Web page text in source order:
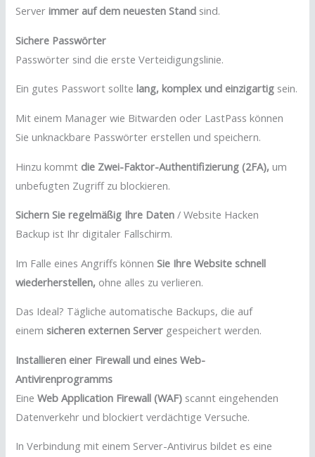
Serverimmer auf dem neuesten Stand sind.
Sichere Passwörter
Passwörter sind die erste Verteidigungslinie.
Ein gutes Passwort solltelang, komplex und einzigartig sein.
Mit einem Manager wie Bitwarden oder LastPass können
Sie unknackbare Passwörter erstellen und speichern.
Hinzu kommt die Zwei-Faktor-Authentifizierung (2FA), um
unbefugten Zugriff zu blockieren.
Sichern Sie regelmäßig Ihre Daten / Website Hacken
Backup ist Ihr digitaler Fallschirm.
Im Falle eines Angriffs könnenSie Ihre Website schnell
wiederherstellen, ohne alles zu verlieren.
Das Ideal? Tägliche automatische Backups, die auf
einemsicheren externen Server gespeichert werden.
Installieren einer Firewall und eines Web-
Antivirenprogramms
EineWeb Application Firewall (WAF) scannt eingehenden
Datenverkehr und blockiert verdächtige Versuche.
In Verbindung mit einem Server-Antivirus bildet es eine